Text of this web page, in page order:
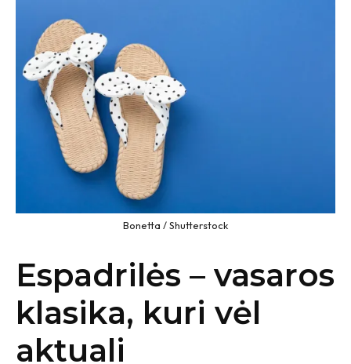
Bonetta / Shutterstock
Espadrilės – vasaros
klasika, kuri vėl
aktuali